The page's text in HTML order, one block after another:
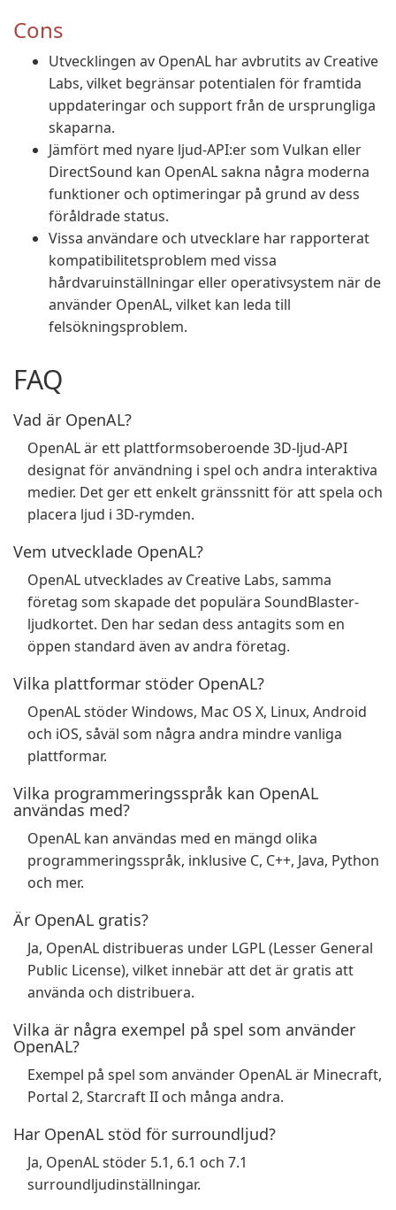
Cons
Utvecklingen av OpenAL har avbrutits av Creative
Labs, vilket begränsar potentialen för framtida
uppdateringar och support från de ursprungliga
skaparna.
Jämfört med nyare ljud-API:er som Vulkan eller
DirectSound kan OpenAL sakna några moderna
funktioner och optimeringar på grund av dess
föråldrade status.
Vissa användare och utvecklare har rapporterat
kompatibilitetsproblem med vissa
hårdvaruinställningar eller operativsystem när de
använder OpenAL, vilket kan leda till
felsökningsproblem.
FAQ
Vad är OpenAL?
OpenAL är ett plattformsoberoende 3D-ljud-API
designat för användning i spel och andra interaktiva
medier. Det ger ett enkelt gränssnitt för att spela och
placera ljud i 3D-rymden.
Vem utvecklade OpenAL?
OpenAL utvecklades av Creative Labs, samma
företag som skapade det populära SoundBlaster-
ljudkortet. Den har sedan dess antagits som en
öppen standard även av andra företag.
Vilka plattformar stöder OpenAL?
OpenAL stöder Windows, Mac OS X, Linux, Android
och iOS, såväl som några andra mindre vanliga
plattformar.
Vilka programmeringsspråk kan OpenAL
användas med?
OpenAL kan användas med en mängd olika
programmeringsspråk, inklusive C, C++, Java, Python
och mer.
Är OpenAL gratis?
Ja, OpenAL distribueras under LGPL (Lesser General
Public License), vilket innebär att det är gratis att
använda och distribuera.
Vilka är några exempel på spel som använder
OpenAL?
Exempel på spel som använder OpenAL är Minecraft,
Portal 2, Starcraft II och många andra.
Har OpenAL stöd för surroundljud?
Ja, OpenAL stöder 5.1, 6.1 och 7.1
surroundljudinställningar.